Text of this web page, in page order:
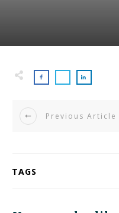
Previous Article
TAGS